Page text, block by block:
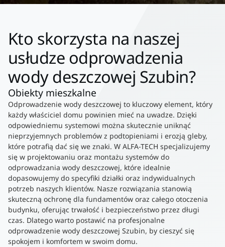
Kto skorzysta na naszej
usłudze odprowadzenia
wody deszczowej Szubin?
Obiekty mieszkalne
Odprowadzenie wody deszczowej to kluczowy element, który
każdy właściciel domu powinien mieć na uwadze. Dzięki
odpowiedniemu systemowi można skutecznie uniknąć
nieprzyjemnych problemów z podtopieniami i erozją gleby,
które potrafią dać się we znaki. W ALFA-TECH specjalizujemy
się w projektowaniu oraz montażu systemów do
odprowadzania wody deszczowej, które idealnie
dopasowujemy do specyfiki działki oraz indywidualnych
potrzeb naszych klientów. Nasze rozwiązania stanowią
skuteczną ochronę dla fundamentów oraz całego otoczenia
budynku, oferując trwałość i bezpieczeństwo przez długi
czas. Dlatego warto postawić na profesjonalne
odprowadzenie wody deszczowej Szubin, by cieszyć się
spokojem i komfortem w swoim domu.